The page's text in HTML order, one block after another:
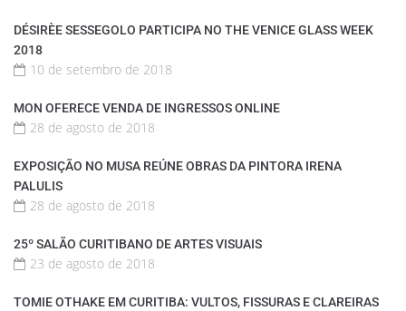
DÉSIRÈE SESSEGOLO PARTICIPA NO THE VENICE GLASS WEEK
2018
10 de setembro de 2018
MON OFERECE VENDA DE INGRESSOS ONLINE
28 de agosto de 2018
EXPOSIÇÃO NO MUSA REÚNE OBRAS DA PINTORA IRENA
PALULIS
28 de agosto de 2018
25º SALÃO CURITIBANO DE ARTES VISUAIS
23 de agosto de 2018
TOMIE OTHAKE EM CURITIBA: VULTOS, FISSURAS E CLAREIRAS